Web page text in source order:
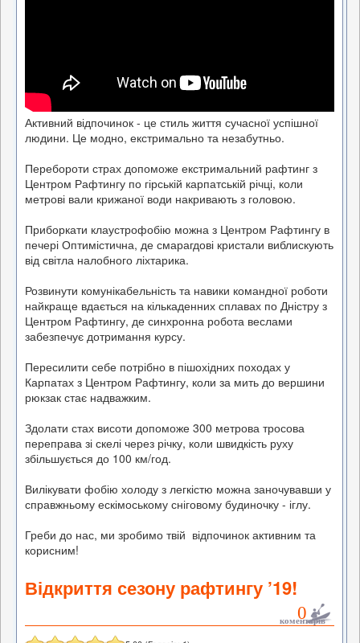
Активний відпочинок - це стиль життя сучасної успішної
людини. Це модно, екстримально та незабутньо.
Перебороти страх допоможе екстримальний рафтинг з
Центром Рафтингу по гірській карпатській річці, коли
метрові вали крижаної води накривають з головою.
Приборкати клаустрофобію можна з Центром Рафтингу в
печері Оптимістична, де смарагдові кристали виблискують
від світла налобного ліхтарика.
Розвинути комунікабельність та навики командної роботи
найкраще вдається на кількаденних сплавах по Дністру з
Центром Рафтингу, де синхронна робота веслами
забезпечує дотримання курсу.
Пересилити себе потрібно в пішохідних походах у
Карпатах з Центром Рафтингу, коли за мить до вершини
рюкзак стає надважким.
Здолати стах висоти допоможе 300 метрова тросова
переправа зі скелі через річку, коли швидкість руху
збільшується до 100 км/год.
Вилікувати фобію холоду з легкістю можна заночувавши у
справжньому ескімоському сніговому будиночку - іглу.
Греби до нас, ми зробимо твій відпочинок активним та
корисним!
Відкриття сезону рафтингу ’19!
0
коментарів